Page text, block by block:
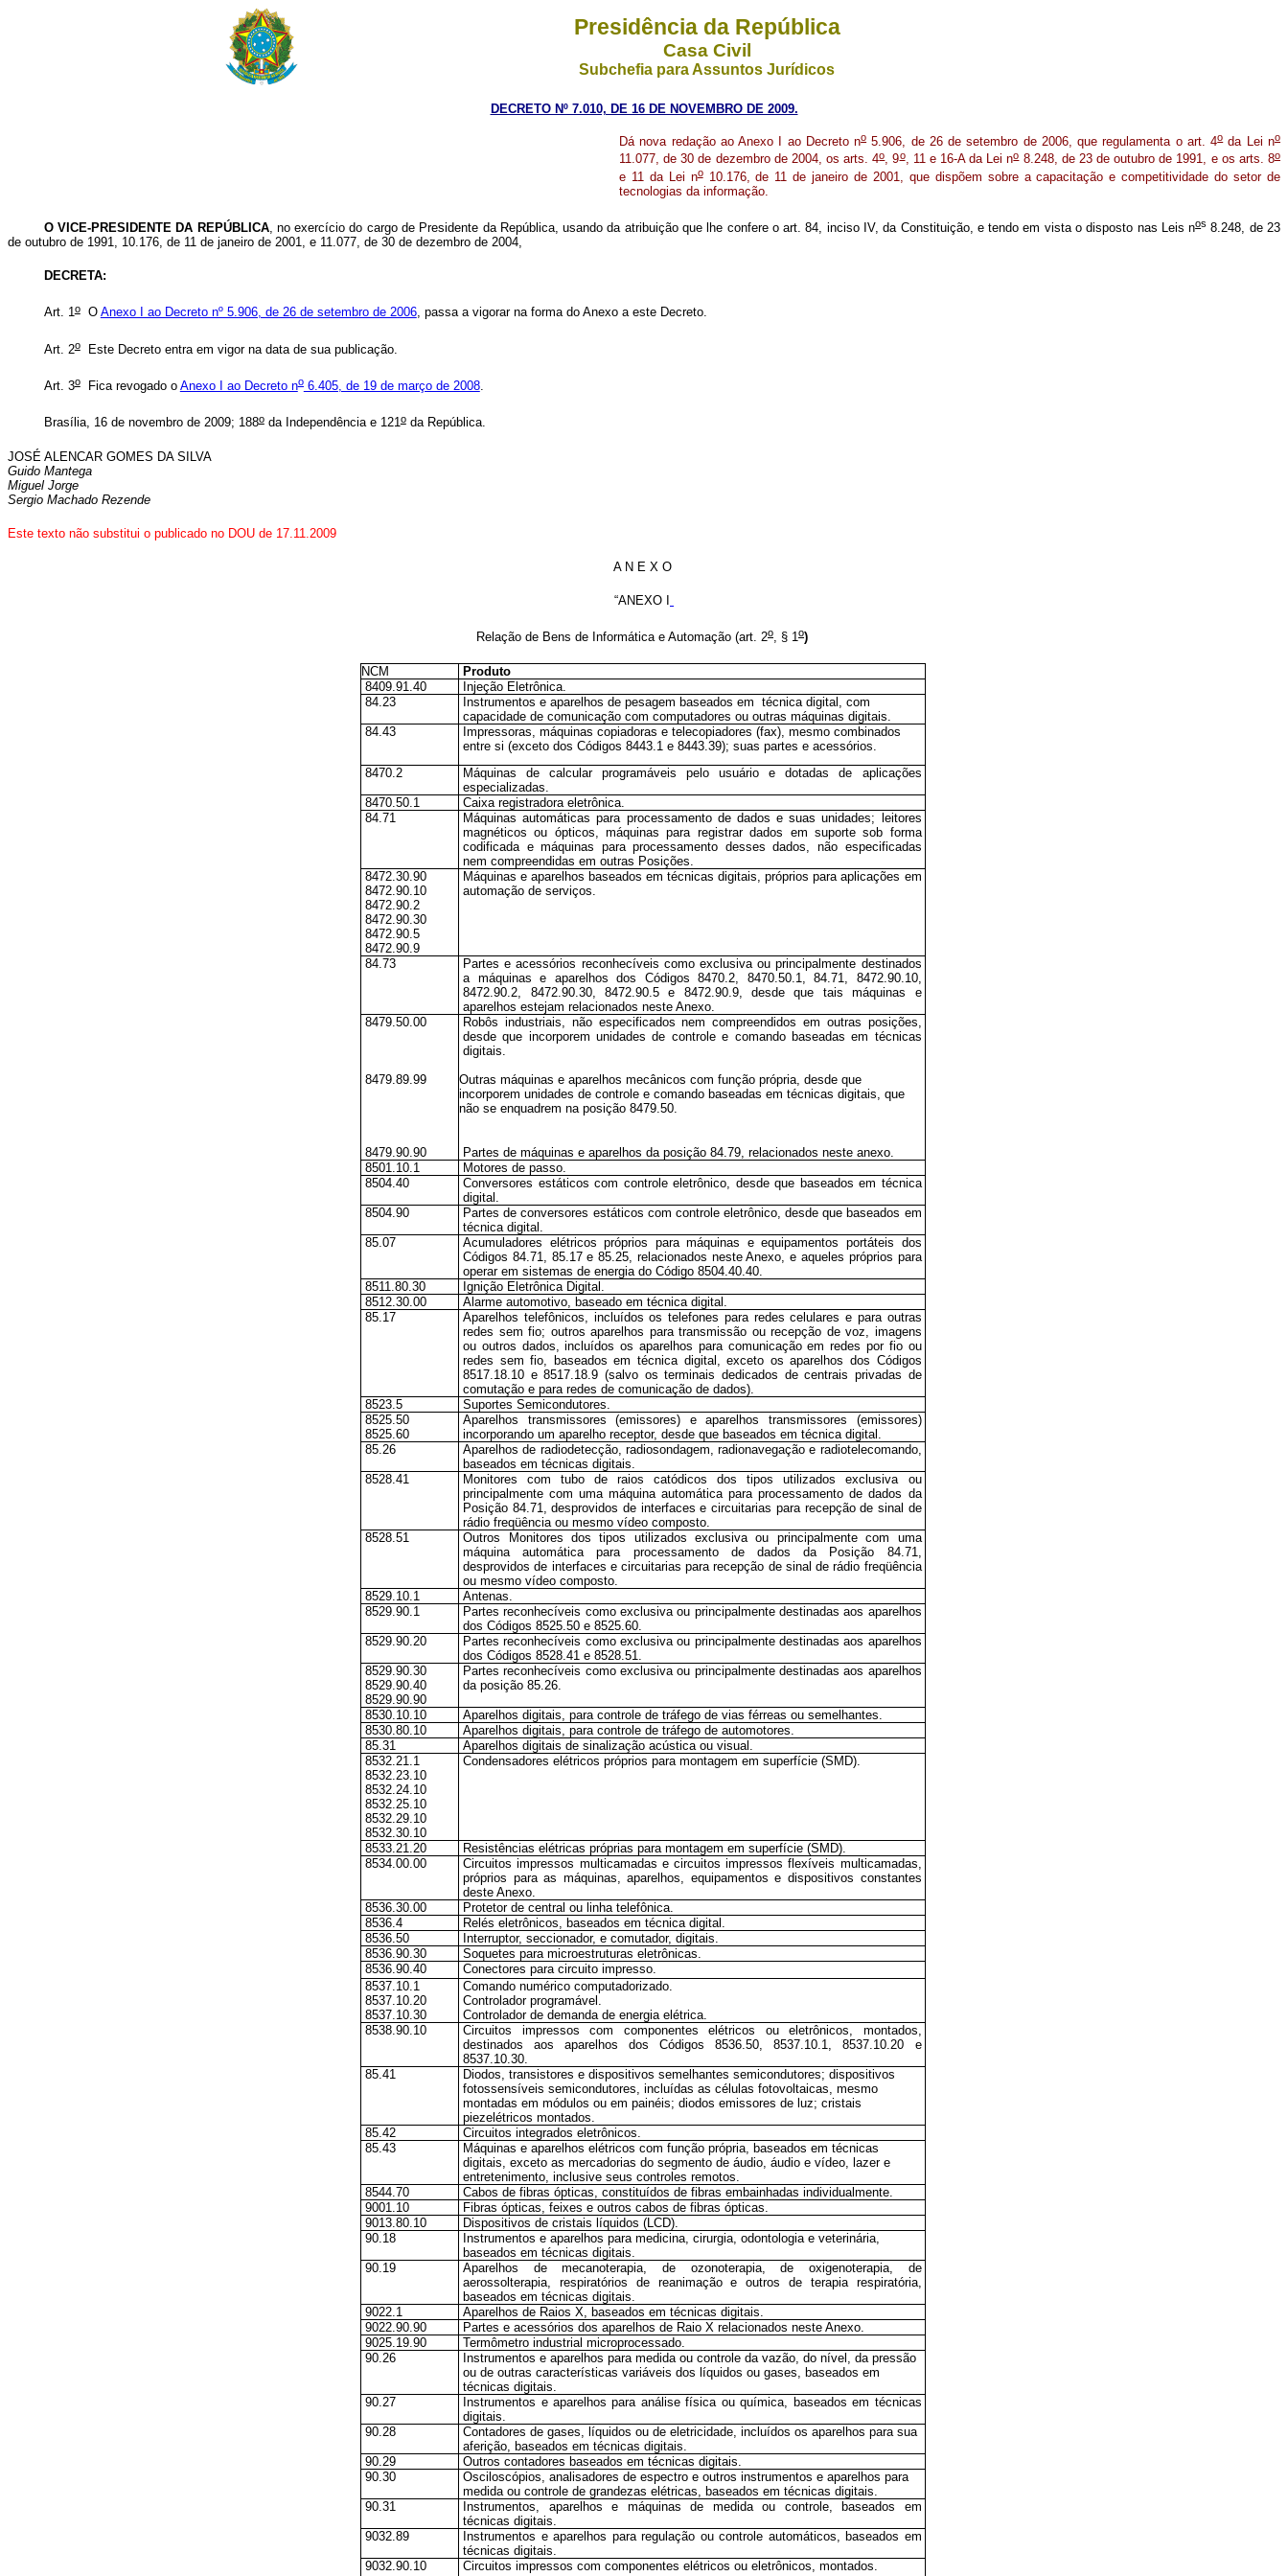
Presidência da República
Casa Civil
Subchefia para Assuntos Jurídicos
DECRETO Nº 7.010, DE 16 DE NOVEMBRO DE 2009.
Dá nova redação ao Anexo I ao Decreto no 5.906, de 26 de setembro de 2006, que regulamenta o art. 4oda Lei no
11.077, de 30 de dezembro de 2004, os arts. 4o, 9o, 11 e 16-A da Lei no8.248, de 23 de outubro de 1991, e os arts. 8o
e 11 da Lei no10.176, de 11 de janeiro de 2001, que dispõem sobre a capacitação e competitividade do setor de
tecnologias da informação.
O VICE-PRESIDENTE DA REPÚBLICA, no exercício do cargo de Presidente da República, usando da atribuição que lhe confere o art. 84, inciso IV, da Constituição, e tendo em vista o disposto nas Leis nos 8.248, de 23
de outubro de 1991, 10.176, de 11 de janeiro de 2001, e 11.077, de 30 de dezembro de 2004,
DECRETA:
Art. 1oO Anexo I ao Decreto nº 5.906, de 26 de setembro de 2006, passa a vigorar na forma do Anexo a este Decreto.
Art. 2oEste Decreto entra em vigor na data de sua publicação.
Art. 3oFica revogado o Anexo I ao Decreto no6.405, de 19 de março de 2008.
Brasília, 16 de novembro de 2009; 188oda Independência e 121oda República.
JOSÉ ALENCAR GOMES DA SILVA
Guido Mantega
Miguel Jorge
Sergio Machado Rezende
Este texto não substitui o publicado no DOU de 17.11.2009
A N E X O
“ANEXO I
Relação de Bens de Informática e Automação (art. 2o § 1 o)
NCM
Produto
8409.91.40
Injeção Eletrônica.
84.23
Instrumentos e aparelhos de pesagem baseados em técnica digital, com
capacidade de comunicação com computadores ou outras máquinas digitais.
84.43
Impressoras, máquinas copiadoras e telecopiadores (fax), mesmo combinados
entre si (exceto dos Códigos 8443.1 e 8443.39); suas partes e acessórios.
8470.2
Máquinas de calcular programáveis pelo usuário e dotadas de aplicações
especializadas.
8470.50.1
Caixa registradora eletrônica.
84.71
Máquinas automáticas para processamento de dados e suas unidades; leitores
magnéticos ou ópticos, máquinas para registrar dados em suporte sob forma
codificada e máquinas para processamento desses dados, não especificadas
nem compreendidas em outras Posições.
8472.30.90
8472.90.10
8472.90.2
8472.90.30
8472.90.5
8472.90.9
Máquinas e aparelhos baseados em técnicas digitais, próprios para aplicações em
automação de serviços.
84.73
Partes e acessórios reconhecíveis como exclusiva ou principalmente destinados
a máquinas e aparelhos dos Códigos 8470.2, 8470.50.1, 84.71, 8472.90.10,
8472.90.2, 8472.90.30, 8472.90.5 e 8472.90.9, desde que tais máquinas e
aparelhos estejam relacionados neste Anexo.
8479.50.00
Robôs industriais, não especificados nem compreendidos em outras posições,
desde que incorporem unidades de controle e comando baseadas em técnicas
digitais.
8479.89.99
Outras máquinas e aparelhos mecânicos com função própria, desde que
incorporem unidades de controle e comando baseadas em técnicas digitais, que
não se enquadrem na posição 8479.50.
8479.90.90
Partes de máquinas e aparelhos da posição 84.79, relacionados neste anexo.
8501.10.1
Motores de passo.
8504.40
Conversores estáticos com controle eletrônico, desde que baseados em técnica
digital.
8504.90
Partes de conversores estáticos com controle eletrônico, desde que baseados em
técnica digital.
85.07
Acumuladores elétricos próprios para máquinas e equipamentos portáteis dos
Códigos 84.71, 85.17 e 85.25, relacionados neste Anexo, e aqueles próprios para
operar em sistemas de energia do Código 8504.40.40.
8511.80.30
Ignição Eletrônica Digital.
8512.30.00
Alarme automotivo, baseado em técnica digital.
85.17
Aparelhos telefônicos, incluídos os telefones para redes celulares e para outras
redes sem fio; outros aparelhos para transmissão ou recepção de voz, imagens
ou outros dados, incluídos os aparelhos para comunicação em redes por fio ou
redes sem fio, baseados em técnica digital, exceto os aparelhos dos Códigos
8517.18.10 e 8517.18.9 (salvo os terminais dedicados de centrais privadas de
comutação e para redes de comunicação de dados).
8523.5
Suportes Semicondutores.
8525.50
8525.60
Aparelhos transmissores (emissores) e aparelhos transmissores (emissores)
incorporando um aparelho receptor, desde que baseados em técnica digital.
85.26
Aparelhos de radiodetecção, radiosondagem, radionavegação e radiotelecomando,
baseados em técnicas digitais.
8528.41
Monitores com tubo de raios catódicos dos tipos utilizados exclusiva ou
principalmente com uma máquina automática para processamento de dados da
Posição 84.71, desprovidos de interfaces e circuitarias para recepção de sinal de
rádio freqüência ou mesmo vídeo composto.
8528.51
Outros Monitores dos tipos utilizados exclusiva ou principalmente com uma
máquina automática para processamento de dados da Posição 84.71,
desprovidos de interfaces e circuitarias para recepção de sinal de rádio freqüência
ou mesmo vídeo composto.
8529.10.1
Antenas.
8529.90.1
Partes reconhecíveis como exclusiva ou principalmente destinadas aos aparelhos
dos Códigos 8525.50 e 8525.60.
8529.90.20
Partes reconhecíveis como exclusiva ou principalmente destinadas aos aparelhos
dos Códigos 8528.41 e 8528.51.
8529.90.30
8529.90.40
8529.90.90
Partes reconhecíveis como exclusiva ou principalmente destinadas aos aparelhos
da posição 85.26.
8530.10.10
Aparelhos digitais, para controle de tráfego de vias férreas ou semelhantes.
8530.80.10
Aparelhos digitais, para controle de tráfego de automotores.
85.31
Aparelhos digitais de sinalização acústica ou visual.
8532.21.1
8532.23.10
8532.24.10
8532.25.10
8532.29.10
8532.30.10
Condensadores elétricos próprios para montagem em superfície (SMD).
8533.21.20
Resistências elétricas próprias para montagem em superfície (SMD).
8534.00.00
Circuitos impressos multicamadas e circuitos impressos flexíveis multicamadas,
próprios para as máquinas, aparelhos, equipamentos e dispositivos constantes
deste Anexo.
8536.30.00
Protetor de central ou linha telefônica.
8536.4
Relés eletrônicos, baseados em técnica digital.
8536.50
Interruptor, seccionador, e comutador, digitais.
8536.90.30
Soquetes para microestruturas eletrônicas.
8536.90.40
Conectores para circuito impresso.
8537.10.1
Comando numérico computadorizado.
8537.10.20
Controlador programável.
8537.10.30
Controlador de demanda de energia elétrica.
8538.90.10
Circuitos impressos com componentes elétricos ou eletrônicos, montados,
destinados aos aparelhos dos Códigos 8536.50, 8537.10.1, 8537.10.20 e
8537.10.30.
85.41
Diodos, transistores e dispositivos semelhantes semicondutores; dispositivos
fotossensíveis semicondutores, incluídas as células fotovoltaicas, mesmo
montadas em módulos ou em painéis; diodos emissores de luz; cristais
piezelétricos montados.
85.42
Circuitos integrados eletrônicos.
85.43
Máquinas e aparelhos elétricos com função própria, baseados em técnicas
digitais, exceto as mercadorias do segmento de áudio, áudio e vídeo, lazer e
entretenimento, inclusive seus controles remotos.
8544.70
Cabos de fibras ópticas, constituídos de fibras embainhadas individualmente.
9001.10
Fibras ópticas, feixes e outros cabos de fibras ópticas.
9013.80.10
Dispositivos de cristais líquidos (LCD).
90.18
Instrumentos e aparelhos para medicina, cirurgia, odontologia e veterinária,
baseados em técnicas digitais.
90.19
Aparelhos de mecanoterapia, de ozonoterapia, de oxigenoterapia, de
aerossolterapia, respiratórios de reanimação e outros de terapia respiratória,
baseados em técnicas digitais.
9022.1
Aparelhos de Raios X, baseados em técnicas digitais.
9022.90.90
Partes e acessórios dos aparelhos de Raio X relacionados neste Anexo.
9025.19.90
Termômetro industrial microprocessado.
90.26
Instrumentos e aparelhos para medida ou controle da vazão, do nível, da pressão
ou de outras características variáveis dos líquidos ou gases, baseados em
técnicas digitais.
90.27
Instrumentos e aparelhos para análise física ou química, baseados em técnicas
digitais.
90.28
Contadores de gases, líquidos ou de eletricidade, incluídos os aparelhos para sua
aferição, baseados em técnicas digitais.
90.29
Outros contadores baseados em técnicas digitais.
90.30
Osciloscópios, analisadores de espectro e outros instrumentos e aparelhos para
medida ou controle de grandezas elétricas, baseados em técnicas digitais.
90.31
Instrumentos, aparelhos e máquinas de medida ou controle, baseados em
técnicas digitais.
9032.89
Instrumentos e aparelhos para regulação ou controle automáticos, baseados em
técnicas digitais.
9032.90.10
Circuitos impressos com componentes elétricos ou eletrônicos, montados.